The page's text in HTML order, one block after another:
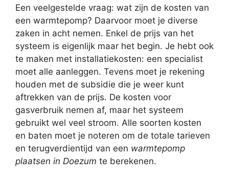
Een veelgestelde vraag: wat zijn de kosten van
een warmtepomp? Daarvoor moet je diverse
zaken in acht nemen. Enkel de prijs van het
systeem is eigenlijk maar het begin. Je hebt ook
te maken met installatiekosten: een specialist
moet alle aanleggen. Tevens moet je rekening
houden met de subsidie die je weer kunt
aftrekken van de prijs. De kosten voor
gasverbruik nemen af, maar het systeem
gebruikt wel veel stroom. Alle soorten kosten
en baten moet je noteren om de totale tarieven
en terugverdientijd van een warmtepomp
plaatsen in Doezum te berekenen.